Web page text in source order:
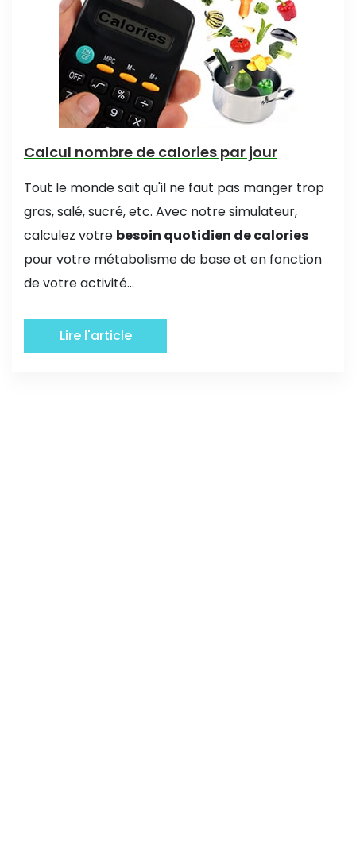
Calcul nombre de calories par jour
Tout le monde sait qu'il ne faut pas manger trop
gras, salé, sucré, etc. Avec notre simulateur,
calculez votre besoin quotidien de calories
pour votre métabolisme de base et en fonction
de votre activité...
Lire l'article